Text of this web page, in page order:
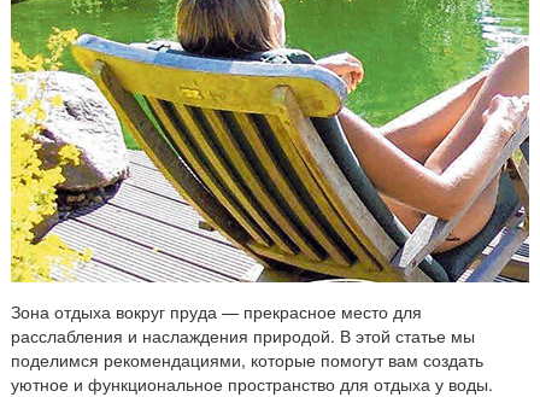
Зона отдыха вокруг пруда — прекрасное место для
расслабления и наслаждения природой. В этой статье мы
поделимся рекомендациями, которые помогут вам создать
уютное и функциональное пространство для отдыха у воды.